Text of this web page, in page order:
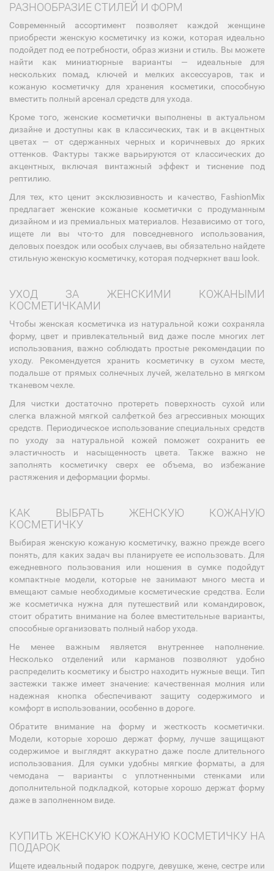
РАЗНООБРАЗИЕ СТИЛЕЙ И ФОРМ
Современный ассортимент позволяет каждой женщине
приобрести женскую косметичку из кожи, которая идеально
подойдет под ее потребности, образ жизни и стиль. Вы можете
найти как миниатюрные варианты — идеальные для
нескольких помад, ключей и мелких аксессуаров, так и
кожаную косметичку для хранения косметики, способную
вместить полный арсенал средств для ухода.
Кроме того, женские косметички выполнены в актуальном
дизайне и доступны как в классических, так и в акцентных
цветах — от сдержанных черных и коричневых до ярких
оттенков. Фактуры также варьируются от классических до
акцентных, включая винтажный эффект и тиснение под
рептилию.
Для тех, кто ценит эксклюзивность и качество, FashionMix
предлагает женские кожаные косметички с продуманным
дизайном и из премиальных материалов. Независимо от того,
ищете ли вы что-то для повседневного использования,
деловых поездок или особых случаев, вы обязательно найдете
стильную женскую косметичку, которая подчеркнет ваш look.
УХОД ЗА ЖЕНСКИМИ КОЖАНЫМИ
КОСМЕТИЧКАМИ
Чтобы женская косметичка из натуральной кожи сохраняла
форму, цвет и привлекательный вид даже после многих лет
использования, важно соблюдать простые рекомендации по
уходу. Рекомендуется хранить косметичку в сухом месте,
подальше от прямых солнечных лучей, желательно в мягком
тканевом чехле.
Для чистки достаточно протереть поверхность сухой или
слегка влажной мягкой салфеткой без агрессивных моющих
средств. Периодическое использование специальных средств
по уходу за натуральной кожей поможет сохранить ее
эластичность и насыщенность цвета. Также важно не
заполнять косметичку сверх ее объема, во избежание
растяжения и деформации формы.
КАК ВЫБРАТЬ ЖЕНСКУЮ КОЖАНУЮ
КОСМЕТИЧКУ
Выбирая женскую кожаную косметичку, важно прежде всего
понять, для каких задач вы планируете ее использовать. Для
ежедневного пользования или ношения в сумке подойдут
компактные модели, которые не занимают много места и
вмещают самые необходимые косметические средства. Если
же косметичка нужна для путешествий или командировок,
стоит обратить внимание на более вместительные варианты,
способные организовать полный набор ухода.
Не менее важным является внутреннее наполнение.
Несколько отделений или карманов позволяют удобно
распределить косметику и быстро находить нужные вещи. Тип
застежки также имеет значение: качественная молния или
надежная кнопка обеспечивают защиту содержимого и
комфорт в использовании, особенно в дороге.
Обратите внимание на форму и жесткость косметички.
Модели, которые хорошо держат форму, лучше защищают
содержимое и выглядят аккуратно даже после длительного
использования. Для сумки удобны мягкие форматы, а для
чемодана — варианты с уплотненными стенками или
дополнительной подкладкой, которые хорошо держат форму
даже в заполненном виде.
КУПИТЬ ЖЕНСКУЮ КОЖАНУЮ КОСМЕТИЧКУ НА
ПОДАРОК
Ищете идеальный подарок подруге, девушке, жене, сестре или